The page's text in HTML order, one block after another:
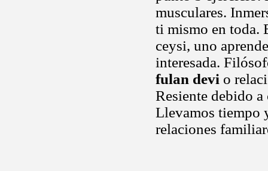
musculares.
ti mismo en toda.
ceysi, uno
interesada.
fulan devi o
Resiente debido
Llevamos tiempo
relaciones